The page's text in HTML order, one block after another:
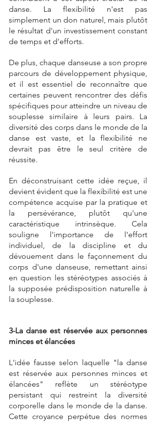
danse. La flexibilité n'est pas
simplement un don naturel, mais plutôt
le résultat d'un investissement constant
de temps et d'efforts.
De plus, chaque danseuse a son propre
parcours de développement physique,
et il est essentiel de reconnaître que
certaines peuvent rencontrer des défis
spécifiques pour atteindre un niveau de
souplesse similaire à leurs pairs. La
diversité des corps dans le monde de la
danse est vaste, et la flexibilité ne
devrait pas être le seul critère de
réussite.
En déconstruisant cette idée reçue, il
devient évident que la flexibilité est une
compétence acquise par la pratique et
la persévérance, plutôt qu'une
caractéristique intrinsèque. Cela
souligne l'importance de l'effort
individuel, de la discipline et du
dévouement dans le façonnement du
corps d'une danseuse, remettant ainsi
en question les stéréotypes associés à
la supposée prédisposition naturelle à
la souplesse.
3-La danse est réservée aux personnes
minces et élancées
L'idée fausse selon laquelle "la danse
est réservée aux personnes minces et
élancées" reflète un stéréotype
persistant qui restreint la diversité
corporelle dans le monde de la danse.
Cette croyance perpétue des normes